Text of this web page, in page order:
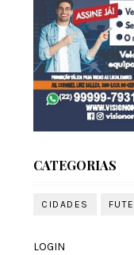
CATEGORIAS
CIDADES
LOGIN